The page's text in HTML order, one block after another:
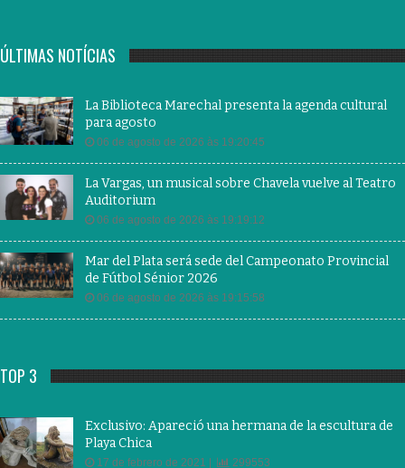
ÚLTIMAS NOTÍCIAS
La Biblioteca Marechal presenta la agenda cultural
para agosto
06 de agosto de 2026 às 19:20:45
La Vargas, un musical sobre Chavela vuelve al Teatro
Auditorium
06 de agosto de 2026 às 19:19:12
Mar del Plata será sede del Campeonato Provincial
de Fútbol Sénior 2026
06 de agosto de 2026 às 19:15:58
TOP 3
Exclusivo: Apareció una hermana de la escultura de
Playa Chica
17 de febrero de 2021 | 299553